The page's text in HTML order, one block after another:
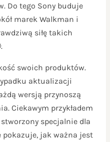
Do tego Sony buduje
marek Walkman i
siłę takich
swoich produktów.
aktualizacji
wersją przynoszą
Ciekawym przykładem
specjalnie dla
pokazuje, jak ważna jest